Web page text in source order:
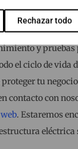
Rechazar todo
ayudarte. Desde
y pruebas
el ciclo de vida
tu
contacto con
. Estaremos
eléctrica